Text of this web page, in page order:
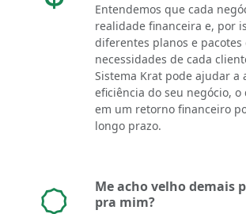
Entendemos que cada
realidade financeira e, por
diferentes planos e pacotes
necessidades de cada
Sistema Krat pode ajudar a
eficiência do seu negócio,
em um retorno financeiro
longo prazo.
Me acho velho demais
pra mim?